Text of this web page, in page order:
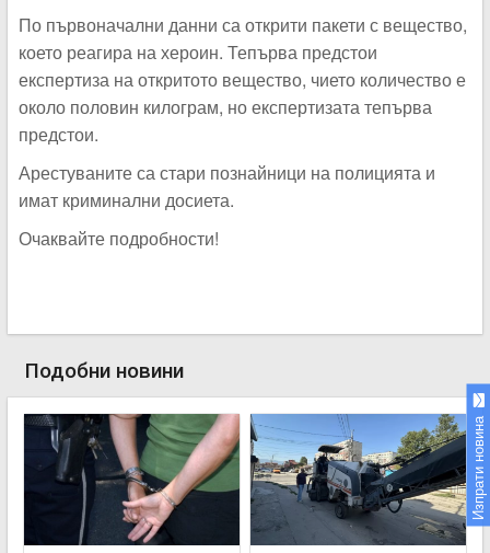
По първоначални данни са открити пакети с вещество,
което реагира на хероин. Тепърва предстои
експертиза на откритото вещество, чието количество е
около половин килограм, но експертизата тепърва
предстои.
Арестуваните са стари познайници на полицията и
имат криминални досиета.
Очаквайте подробности!
Подобни новини
Изпрати новина